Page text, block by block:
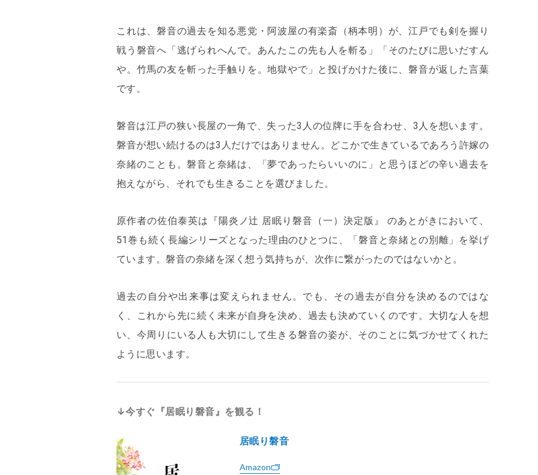
これは、磐音の過去を知る悪党・阿波屋の有楽斎（柄本明）が、江戸でも剣を握り
戦う磐音へ「逃げられへんで。あんたこの先も人を斬る」「そのたびに思いだすん
や。竹馬の友を斬った手触りを。地獄やで」と投げかけた後に、磐音が返した言葉
です。
磐音は江戸の狭い長屋の一角で、失った3人の位牌に手を合わせ、3人を想います。
磐音が想い続けるのは3人だけではありません。どこかで生きているであろう許嫁の
奈緒のことも。磐音と奈緒は、「夢であったらいいのに」と思うほどの辛い過去を
抱えながら、それでも生きることを選びました。
原作者の佐伯泰英は『陽炎ノ辻 居眠り磐音（一）決定版』 のあとがきにおいて、
51巻も続く長編シリーズとなった理由のひとつに、「磐音と奈緒との別離」を挙げ
ています。磐音の奈緒を深く想う気持ちが、次作に繋がったのではないかと。
過去の自分や出来事は変えられません。でも、その過去が自分を決めるのではな
く、これから先に続く未来が自身を決め、過去も決めていくのです。大切な人を想
い、今周りにいる人も大切にして生きる磐音の姿が、そのことに気づかせてくれた
ように思います。
↓今すぐ『居眠り磐音』を観る！
居眠り磐音
Amazon